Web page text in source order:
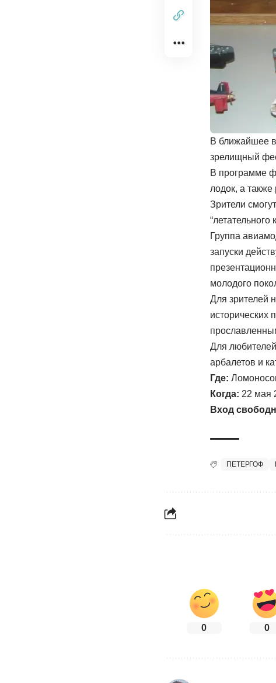
В ближайшее
зрелищный
В программе
лодок, а также
Зрители
Группа
запуски
молодого
Для зрителей
исторических
Для
арбалетов и
Где:
Когда: 22 мая
Вход
ПЕТЕРГОФ
0 0